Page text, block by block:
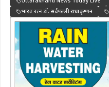
भारत रत्न डॉ. सर्वपल्ली राधाकृष्णन